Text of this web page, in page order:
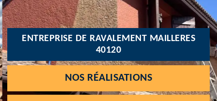
ENTREPRISE DE RAVALEMENT MAILLERES
40120
NOS RÉALISATIONS